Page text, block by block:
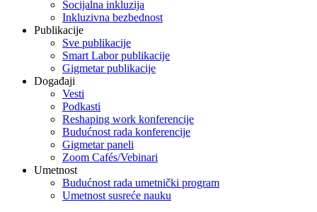
Socijalna inkluzija
Inkluzivna bezbednost
Publikacije
Sve publikacije
Smart Labor publikacije
Gigmetar publikacije
Događaji
Vesti
Podkasti
Reshaping work konferencije
Budućnost rada konferencije
Gigmetar paneli
Zoom Cafés/Vebinari
Umetnost
Budućnost rada umetnički program
Umetnost susreće nauku